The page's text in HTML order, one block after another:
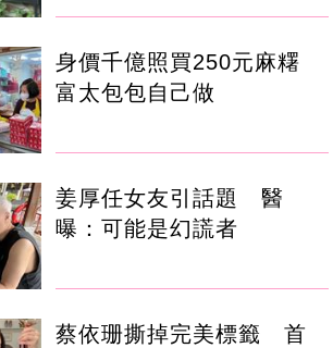
身價千億照買250元麻糬
富太包包自己做
姜厚任女友引話題 醫
曝：可能是幻謊者
蔡依珊撕掉完美標籤 首